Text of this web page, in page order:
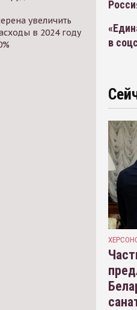
увеличить
в 2024 году
в